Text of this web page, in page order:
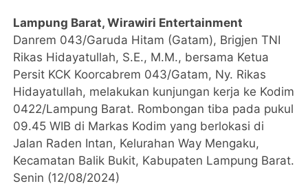
Lampung Barat, Wirawiri Entertainment
Danrem 043/Garuda Hitam (Gatam), Brigjen TNI
Rikas Hidayatullah, S.E., M.M., bersama Ketua
Persit KCK Koorcabrem 043/Gatam, Ny. Rikas
Hidayatullah, melakukan kunjungan kerja ke Kodim
0422/Lampung Barat. Rombongan tiba pada pukul
09.45 WIB di Markas Kodim yang berlokasi di
Jalan Raden Intan, Kelurahan Way Mengaku,
Kecamatan Balik Bukit, Kabupaten Lampung Barat.
Senin (12/08/2024)